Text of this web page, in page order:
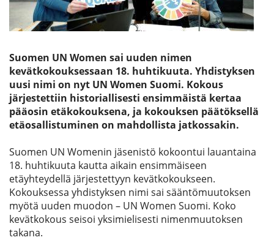
Suomen UN Women sai uuden nimen
kevätkokouksessaan 18. huhtikuuta. Yhdistyksen
uusi nimi on nyt UN Women Suomi. Kokous
järjestettiin historiallisesti ensimmäistä kertaa
pääosin etäkokouksena, ja kokouksen päätöksellä
etäosallistuminen on mahdollista jatkossakin.
Suomen UN Womenin jäsenistö kokoontui lauantaina
18. huhtikuuta kautta aikain ensimmäiseen
etäyhteydellä järjestettyyn kevätkokoukseen.
Kokouksessa yhdistyksen nimi sai sääntömuutoksen
myötä uuden muodon – UN Women Suomi. Koko
kevätkokous seisoi yksimielisesti nimenmuutoksen
takana.